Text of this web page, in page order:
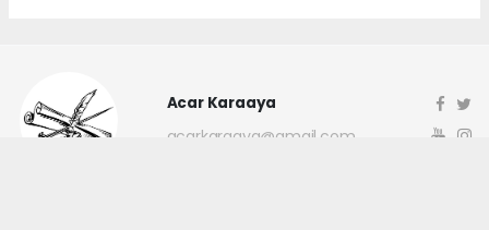
Acar Karaaya
acarkaraaya@gmail.com